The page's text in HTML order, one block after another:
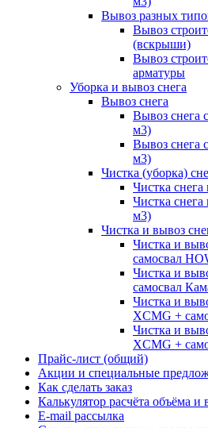
Вывоз разных
Вывоз
(вскрыши)
Вывоз
арматуры
Уборка и вывоз снега
Вывоз снега
Вывоз снега
м3)
Вывоз снега
м3)
Чистка (уборка)
Чистка
Чистка
м3)
Чистка и вывоз
Чистка и
самосвал
Чистка и
самосвал
Чистка и
XCMG +
Чистка и
XCMG +
Прайс-лист (общий)
Акции и специальные
Как сделать заказ
Калькулятор расчёта объёма и
E-mail рассылка